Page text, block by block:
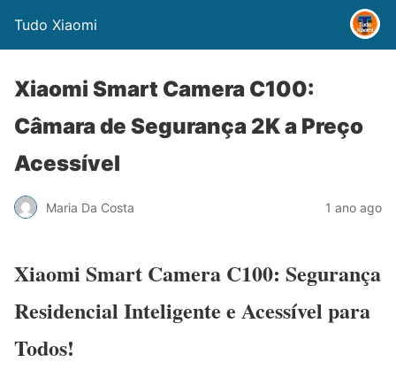
Tudo Xiaomi
Xiaomi Smart Camera C100:
Câmara de Segurança 2K a Preço
Acessível
Maria Da Costa 1 ano ago
Xiaomi Smart Camera C100: Segurança
Residencial Inteligente e Acessível para
Todos!